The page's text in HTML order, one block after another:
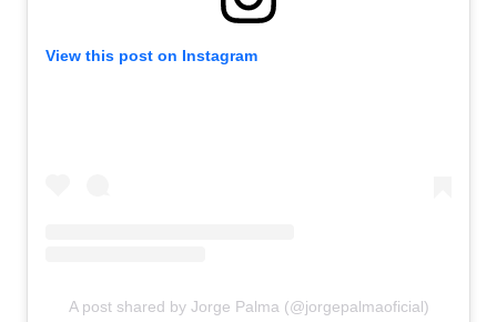
View this post on Instagram
A post shared by Jorge Palma (@jorgepalmaoficial)